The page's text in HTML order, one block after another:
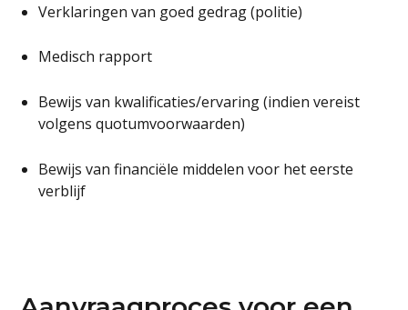
Verklaringen van goed gedrag (politie)
Medisch rapport
Bewijs van kwalificaties/ervaring (indien vereist
volgens quotumvoorwaarden)
Bewijs van financiële middelen voor het eerste
verblijf